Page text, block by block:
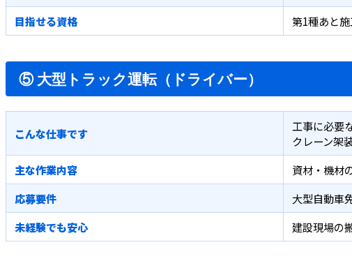
目指せる資格
第1種あと
⑤ 大型トラック運転（ドライバー）
こんな仕事です 工事に必要
クレーン架
主な作業内容
資材・機材
応募要件
大型自動車
未経験でも安心
建設現場の